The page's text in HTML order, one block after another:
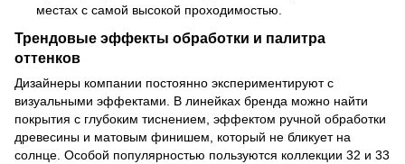
местах с самой высокой проходимостью.
Трендовые эффекты обработки и палитра
оттенков
Дизайнеры компании постоянно экспериментируют с
визуальными эффектами. В линейках бренда можно найти
покрытия с глубоким тиснением, эффектом ручной обработки
древесины и матовым финишем, который не бликует на
солнце. Особой популярностью пользуются коллекции 32 и 33